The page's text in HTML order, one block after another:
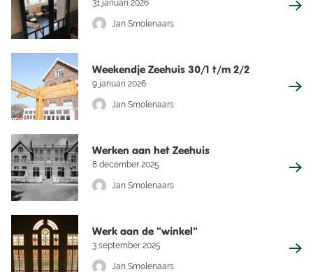
31 januari 2026
Jan Smolenaars
Weekendje Zeehuis 30/1 t/m 2/2
9 januari 2026
Jan Smolenaars
Werken aan het Zeehuis
8 december 2025
Jan Smolenaars
Werk aan de "winkel"
3 september 2025
Jan Smolenaars